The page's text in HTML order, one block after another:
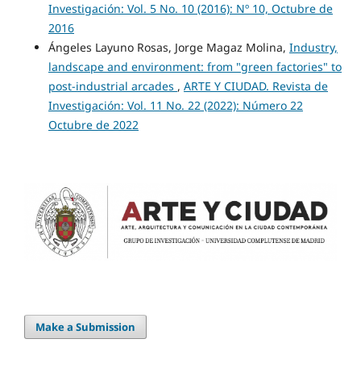
Investigación: Vol. 5 No. 10 (2016): Nº 10, Octubre de
2016
Ángeles Layuno Rosas, Jorge Magaz Molina, Industry,
landscape and environment: from "green factories" to
post-industrial arcades , ARTE Y CIUDAD. Revista de
Investigación: Vol. 11 No. 22 (2022): Número 22
Octubre de 2022
Make a Submission